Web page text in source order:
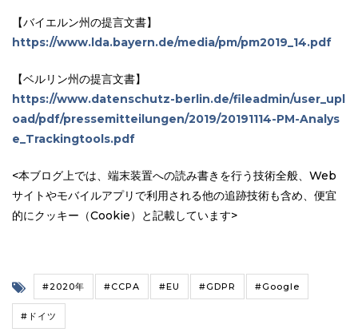
【バイエルン州の提言文書】
https://www.lda.bayern.de/media/pm/pm2019_14.pdf
【ベルリン州の提言文書】
https://www.datenschutz-berlin.de/fileadmin/user_upl
oad/pdf/pressemitteilungen/2019/20191114-PM-Analys
e_Trackingtools.pdf
<本ブログ上では、端末装置への読み書きを行う技術全般、Web
サイトやモバイルアプリで利用される他の追跡技術も含め、便宜
的にクッキー（Cookie）と記載しています>
#2020年 #CCPA #EU #GDPR #Google
#ドイツ